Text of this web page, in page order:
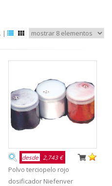
|
desde 2,743 €
Polvo terciopelo rojo
dosificador Niefenver